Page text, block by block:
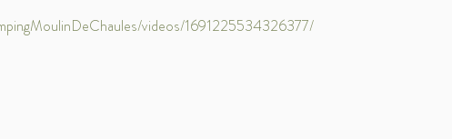
videos/1691225534326377/